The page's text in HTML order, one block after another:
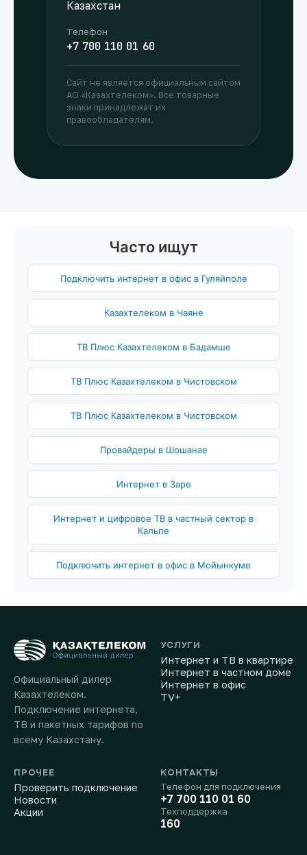
Казахстан
Телефон
+7 700 110 01 60
Сайт не является официальным сайтом
АО «Казахтелеком». Все товарные
знаки принадлежат их
правообладателям.
Часто ищут
Подключить интернет в офис в Гуляйполе
Казахтелеком в Чаяне
ТВ Плюс Казахтелеком в Бадамше
ТВ Плюс Казахтелеком в Чистовском
ТВ Плюс Казахтелеком в Чистовском
Провайдеры в Шошанае
Интернет в Заре
Интернет и цифровое ТВ в частный сектор в
Кальпе
Подключить интернет в офис в Мойынкуме
Официальный дилер
Казахтелеком.
Подключение интернета,
ТВ и пакетных тарифов по
всему Казахстану.
УСЛУГИ
Интернет и ТВ в квартире
Интернет в частном доме
Интернет в офис
TV+
ПРОЧЕЕ
Проверить подключение
Новости
Акции
КОНТАКТЫ
Телефон для подключения
+7 700 110 01 60
Техподдержка
160